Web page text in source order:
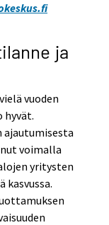
ja
vuoden
hyvät.
ajautumisesta
voimalla
yritysten
kasvussa.